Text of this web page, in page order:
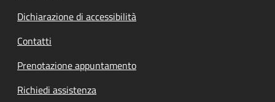
Dichiarazione di accessibilità
Contatti
Prenotazione appuntamento
Richiedi assistenza